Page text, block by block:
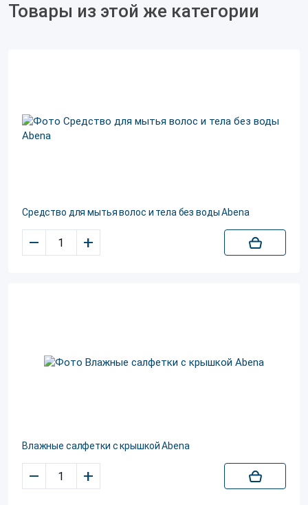
Товары из этой же категории
Средство для мытья волос и тела без воды Abena
– +
Влажные салфетки с крышкой Abena
– +